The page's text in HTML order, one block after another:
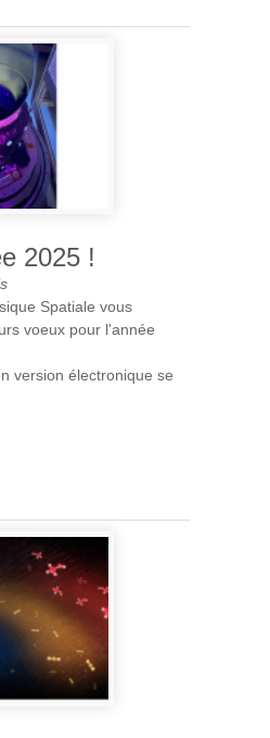
2025 !
Spatiale vous
voeux pour l'année
version électronique se
BONNE ANNÉE 2025 !